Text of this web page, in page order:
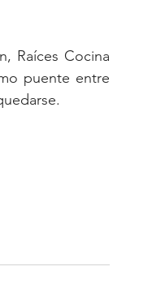
Raíces Cocina
puente entre